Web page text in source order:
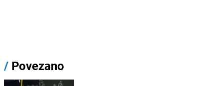
/ Povezano